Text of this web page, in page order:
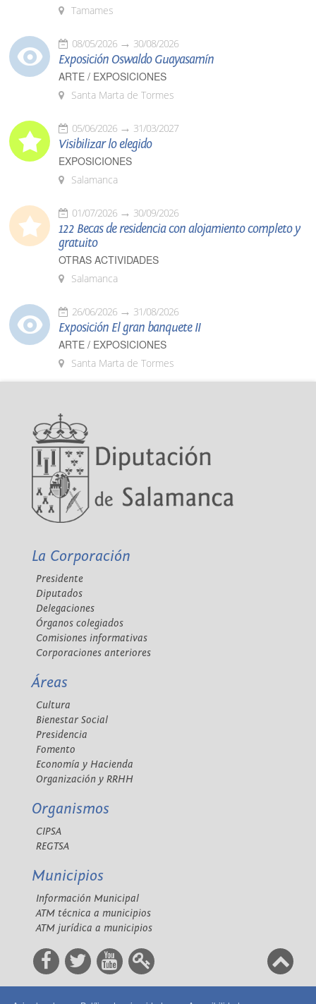
Tamames
08/05/2026 30/08/2026
Exposición Oswaldo Guayasamín
ARTE / EXPOSICIONES
Santa Marta de Tormes
05/06/2026 31/03/2027
Visibilizar lo elegido
EXPOSICIONES
Salamanca
01/07/2026 30/09/2026
122 Becas de residencia con alojamiento completo y
gratuito
OTRAS ACTIVIDADES
Salamanca
26/06/2026 31/08/2026
Exposición El gran banquete II
ARTE / EXPOSICIONES
Santa Marta de Tormes
La Corporación
Presidente
Diputados
Delegaciones
Órganos colegiados
Comisiones informativas
Corporaciones anteriores
Áreas
Cultura
Bienestar Social
Presidencia
Fomento
Economía y Hacienda
Organización y RRHH
Organismos
CIPSA
REGTSA
Municipios
Información Municipal
ATM técnica a municipios
ATM jurídica a municipios